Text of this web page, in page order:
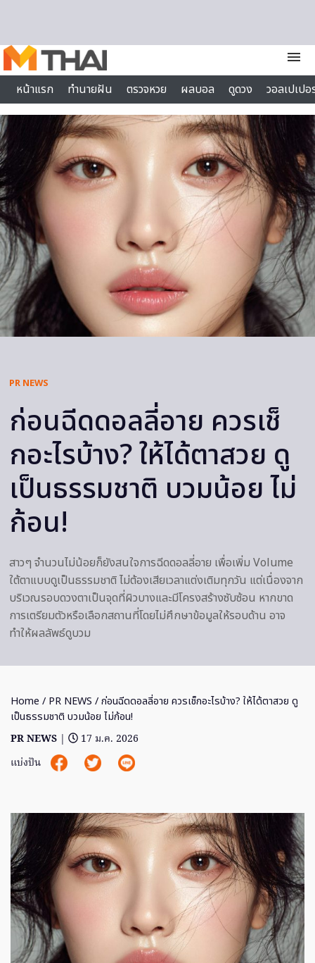
menu
หน้าแรก
ทำนายฝัน ตรวจหวย ผลบอล ดูดวง
วอลเปเป
ไลฟ์สไตล์
PR NEWS
ก่อนฉีดดอลลี่อาย ควรเช็
กอะไรบ้าง? ให้ได้ตาสวย ดู
เป็นธรรมชาติ บวมน้อย ไม่
ก้อน!
สาวๆ จำนวนไม่น้อยก็ยังสนใจการฉีดดอลลี่อาย เพื่อเพิ่ม Volume
ใต้ตาแบบดูเป็นธรรมชาติ ไม่ต้องเสียเวลาแต่งเติมทุกวัน แต่เนื่องจาก
บริเวณรอบดวงตาเป็นจุดที่ผิวบางและมีโครงสร้างซับซ้อน หากขาด
การเตรียมตัวหรือเลือกสถานที่โดยไม่ศึกษาข้อมูลให้รอบด้าน อาจ
ทำให้ผลลัพธ์ดูบวม
Home / PR NEWS / ก่อนฉีดดอลลี่อาย ควรเช็กอะไรบ้าง? ให้ได้ตาสวย ดู
เป็นธรรมชาติ บวมน้อย ไม่ก้อน!
PR NEWS |
17 ม.ค. 2026
แบ่งปัน